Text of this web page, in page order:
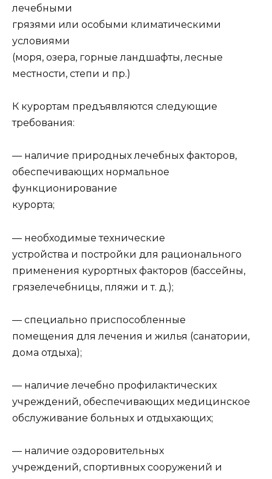
лечебными
грязями или особыми климатическими
условиями
(моря, озера, горные ландшафты, лесные
местности, степи и пр.)
К курортам предъявляются следующие
требования:
— наличие природных лечебных факторов,
обеспечивающих нормальное
функционирование
курорта;
— необходимые технические
устройства и постройки для рационального
применения курортных факторов (бассейны,
грязелечебницы, пляжи и т. д.);
— специально приспособленные
помещения для лечения и жилья (санатории,
дома отдыха);
— наличие лечебно профилактических
учреждений, обеспечивающих медицинское
обслуживание больных и отдыхающих;
— наличие оздоровительных
учреждений, спортивных сооружений и